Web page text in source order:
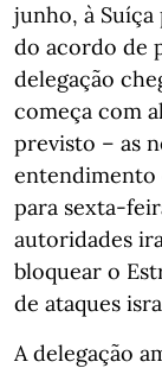
junho, à Suíça
do acordo de
delegação
começa com
previsto – as
entendimento
para sexta-
autoridades
bloquear o
de ataques
A delegação